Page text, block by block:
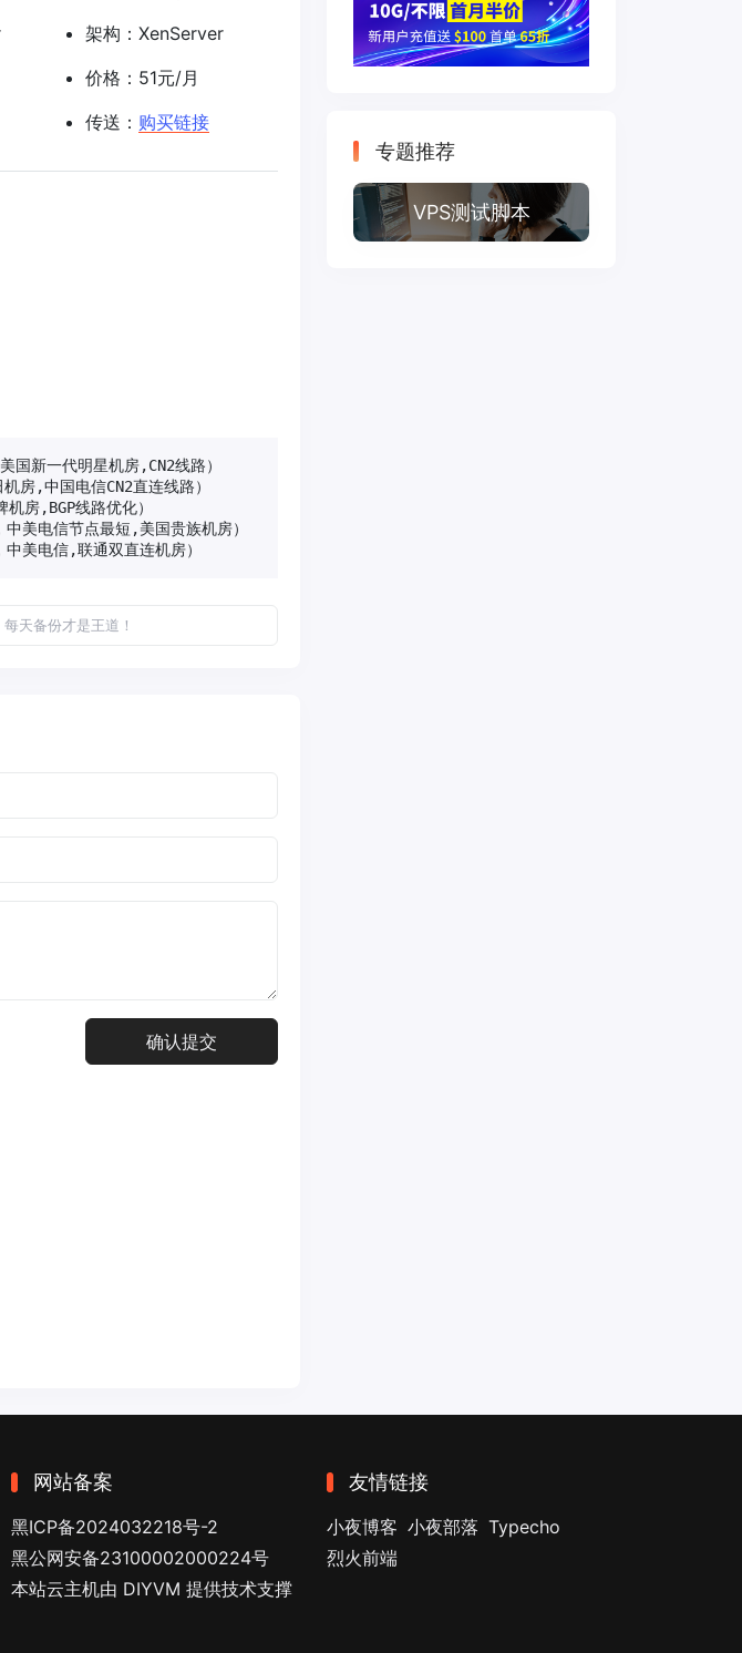
架构：XenServer
价格：51元/月
传送： 购买链接
代明星机房,CN2线路）
中国电信CN2直连线路）
,BGP线路优化）
信节点最短,美国贵族机房）
电信,联通双直连机房）
天备份才是王道！
专题推荐
VPS测试脚本
网站备案
黑ICP备2024032218号-2
黑公网安备23100002000224号
本站云主机由 DIYVM 提供技术支撑
友情链接
小夜博客 小夜部落 Typecho
烈火前端